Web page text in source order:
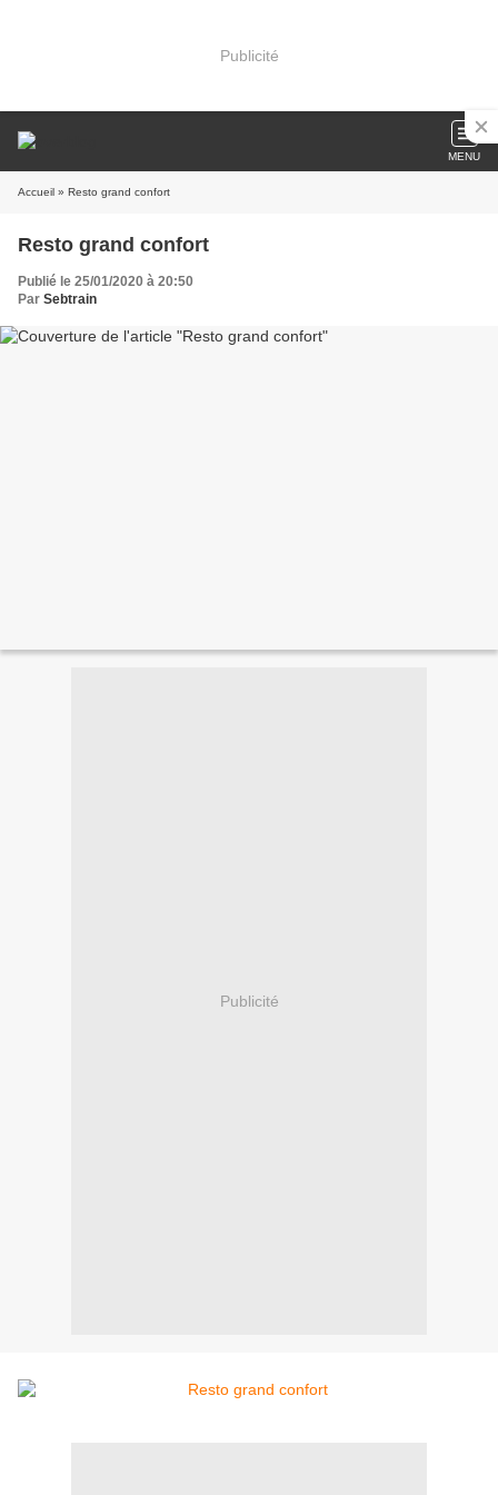
Publicité
MENU
Accueil » Resto grand confort
Resto grand confort
Publié le 25/01/2020 à 20:50
Par Sebtrain
Publicité